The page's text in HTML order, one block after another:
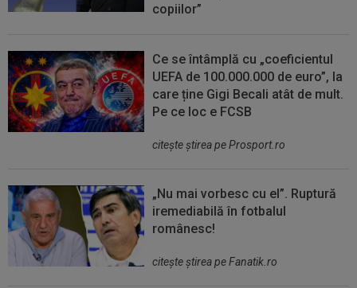
copiilor”
Ce se întâmplă cu „coeficientul
UEFA de 100.000.000 de euro”, la
care ține Gigi Becali atât de mult.
Pe ce loc e FCSB
citeşte ştirea pe Prosport.ro
„Nu mai vorbesc cu el”. Ruptură
iremediabilă în fotbalul
românesc!
citeşte ştirea pe Fanatik.ro